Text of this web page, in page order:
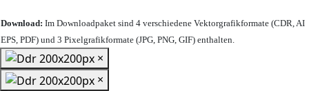
Download: Im Downloadpaket sind 4 verschiedene Vektorgrafikformate (CDR, AI
EPS, PDF) und 3 Pixelgrafikformate (JPG, PNG, GIF) enthalten.
×
×